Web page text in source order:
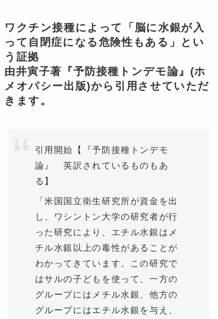
ワクチン接種によって「脳に水銀が入
って自閉症になる危険性もある」とい
う証拠
由井寅子著『予防接種トンデモ論』(ホ
メオパシー出版)から引用させていただ
きます。
引用開始【『予防接種トンデモ
論』 英訳されているものもあ
る】
「米国国立衛生研究所が資金を出
し、ワシントン大学の研究者が行
った研究により、エチル水銀はメ
チル水銀以上の毒性があることが
わかってきています。この研究で
はサルの子どもを使って、一方の
グループにはメチル水銀、他方の
グループにはエチル水銀を与え、